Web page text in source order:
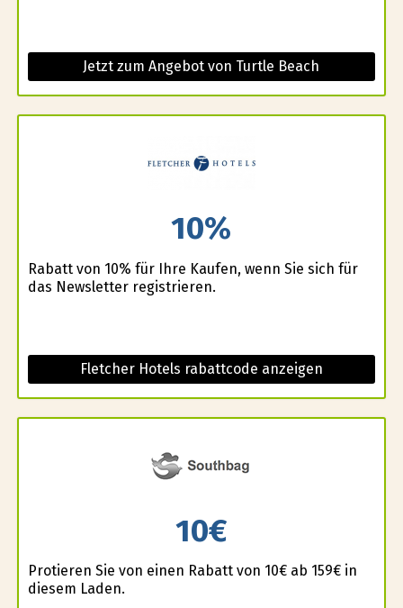
Jetzt zum Angebot von Turtle Beach
10%
Rabatt von 10% für Ihre Kaufen, wenn Sie sich für
das Newsletter registrieren.
Fletcher Hotels rabattcode anzeigen
10€
Profitieren Sie von einen Rabatt von 10€ ab 159€ in
diesem Laden.